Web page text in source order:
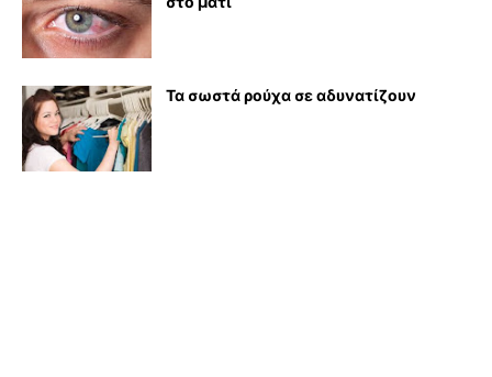
Τα σωστά ρούχα σε αδυνατίζουν